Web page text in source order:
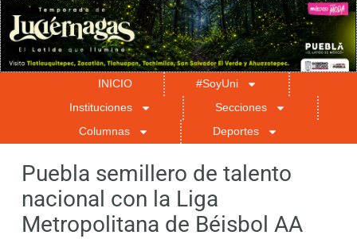
INICIO
#SoyUni
Instituciones
Secciones
Columnas
Deportes
Puebla semillero de talento
nacional con la Liga
Metropolitana de Béisbol AA